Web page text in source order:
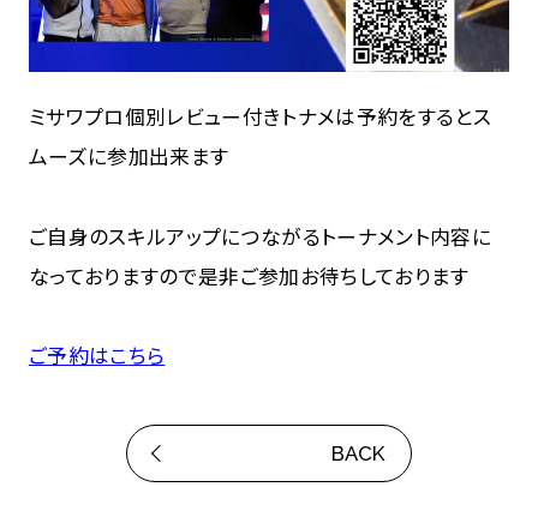
ミサワプロ個別レビュー付きトナメは予約をするとス
ムーズに参加出来ます
ご自身のスキルアップにつながるトーナメント内容に
なっておりますので是非ご参加お待ちしております
ご予約はこちら
BACK